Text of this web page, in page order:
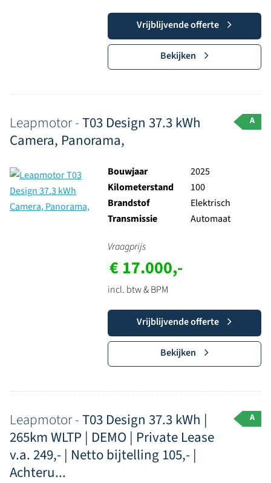
Vrijblijvende offerte
Bekijken
Leapmotor -T03 Design 37.3 kWh
Camera, Panorama,
A
Bouwjaar
2025
Kilometerstand
100
Brandstof
Elektrisch
Transmissie
Automaat
Vraagprijs
€ 17.000,-
incl. btw & BPM
Vrijblijvende offerte
Bekijken
Leapmotor -T03 Design 37.3 kWh |
265km WLTP | DEMO | Private Lease
v.a. 249,- | Netto bijtelling 105,- |
Achteru...
A